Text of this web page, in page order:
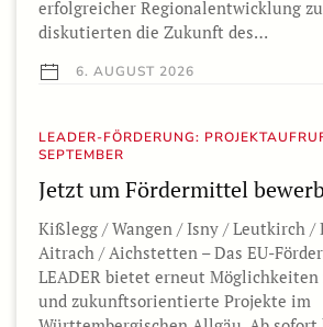
erfolgreicher Regionalentwicklung
diskutierten die Zukunft des…
6. AUGUST 2026
LEADER-FÖRDERUNG:
SEPTEMBER
Jetzt um Fördermittel
Kißlegg / Wangen / Isny / Leutkirch /
Aitrach / Aichstetten – Das EU-
LEADER bietet erneut
und zukunftsorientierte Projekte im